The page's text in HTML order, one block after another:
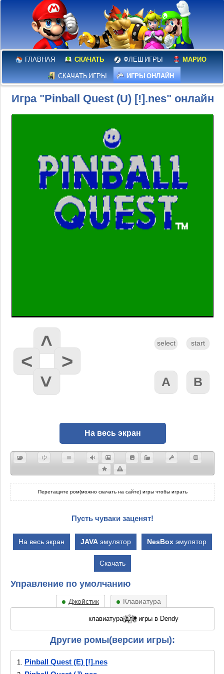
ГЛАВНАЯ СКАЧАТЬ ФЛЕШ ИГРЫ МАРИО
СКАЧАТЬ ИГРЫ ИГРЫ ОНЛАЙН
Игра "Pinball Quest (U) [!].nes" онлайн
На весь экран
Перетащите ром(можно скачать на сайте) игры чтобы играть
Пусть чуваки заценят!
На весь экран JAVA эмулятор NesBox эмулятор
Скачать
Управление по умолчанию
Джойстик Клавиатура
Другие ромы(версии игры):
1. Pinball Quest (E) [!].nes